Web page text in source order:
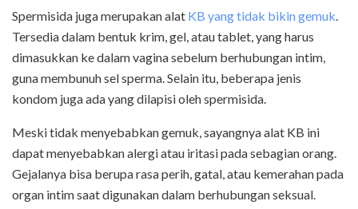
Spermisida juga merupakan alat KB yang tidak bikin gemuk.
Tersedia dalam bentuk krim, gel, atau tablet, yang harus
dimasukkan ke dalam vagina sebelum berhubungan intim,
guna membunuh sel sperma. Selain itu, beberapa jenis
kondom juga ada yang dilapisi oleh spermisida.
Meski tidak menyebabkan gemuk, sayangnya alat KB ini
dapat menyebabkan alergi atau iritasi pada sebagian orang.
Gejalanya bisa berupa rasa perih, gatal, atau kemerahan pada
organ intim saat digunakan dalam berhubungan seksual.